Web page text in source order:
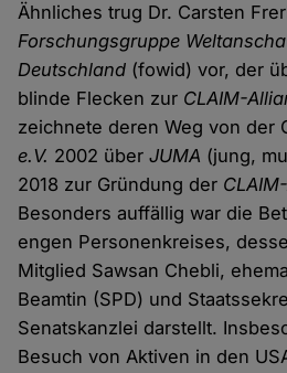
Ähnliches trug Dr. Carsten
Forschungsgruppe
Deutschland (fowid) vor, der
blinde Flecken zur CLAIM-
zeichnete deren Weg von der
e.V. 2002 überJUMA (jung,
2018 zur Gründung der
Besonders auffällig war die
engen Personenkreises,
Mitglied Sawsan Chebli,
Beamtin (SPD) und
Senatskanzlei darstellt.
Besuch von Aktiven in den